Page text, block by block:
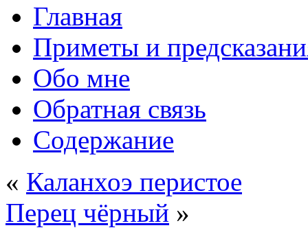
Главная
Приметы и
Обо мне
Обратная связь
Содержание
« Каланхоэ перистое
Перец чёрный »